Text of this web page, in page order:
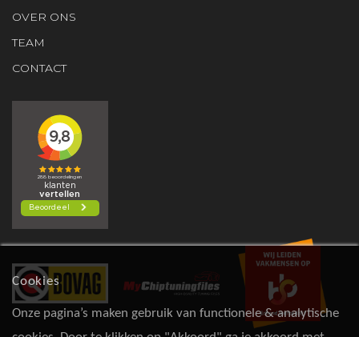
OVER ONS
TEAM
CONTACT
Cookies
Onze pagina’s maken gebruik van functionele & analytische